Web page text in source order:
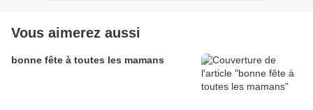
Vous aimerez aussi
bonne fête à toutes les mamans